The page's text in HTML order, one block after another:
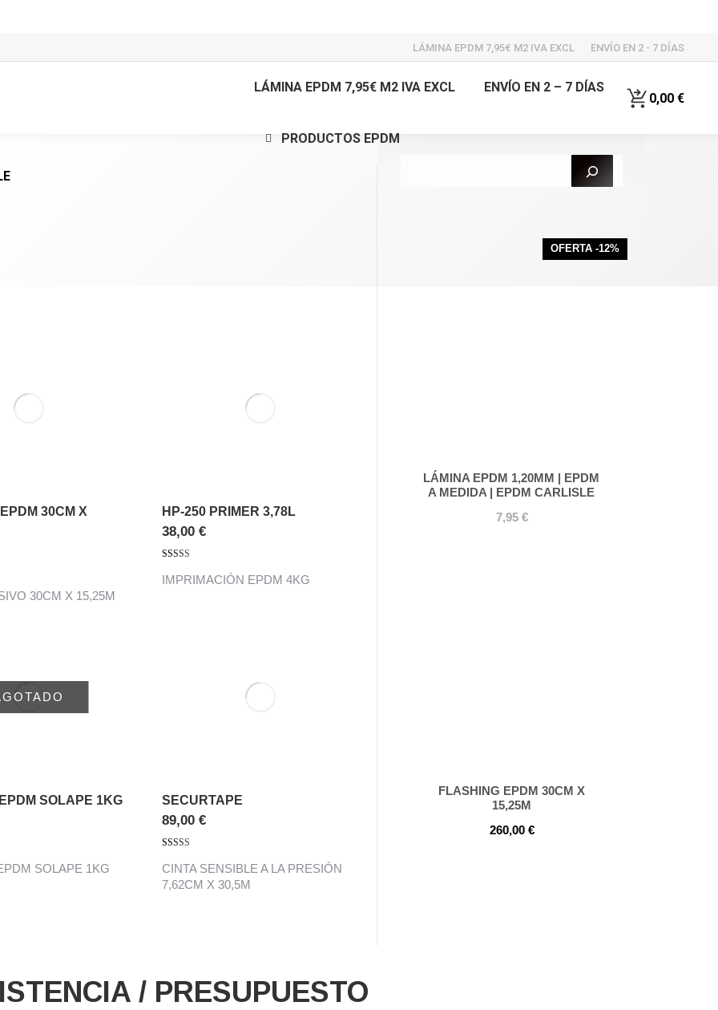
LÁMINA EPDM 7,95€ M2 IVA EXCL ENVÍO EN 2 - 7 DÍAS
LÁMINA EPDM 7,95€ M2 IVA EXCL ENVÍO EN 2 – 7 DÍAS
PRODUCTOS EPDM
0,00 €
30CM X
30CM X 15,25M
HP-250 PRIMER 3,78L
38,00 €
5.00de 5
IMPRIMACIÓN EPDM 4KG
SECURTAPE
89,00 €
5.00de 5
CINTA SENSIBLE A LA PRESIÓN
7,62CM X 30,5M
SOLAPE 1KG
SOLAPE 1KG
/ PRESUPUESTO
OFERTA -12%PRODUCTO
EN
LÁMINA EPDM 1,20MM | EPDM
A MEDIDA | EPDM CARLISLE
7,95 €
FLASHING EPDM 30CM X
15,25M
260,00 €